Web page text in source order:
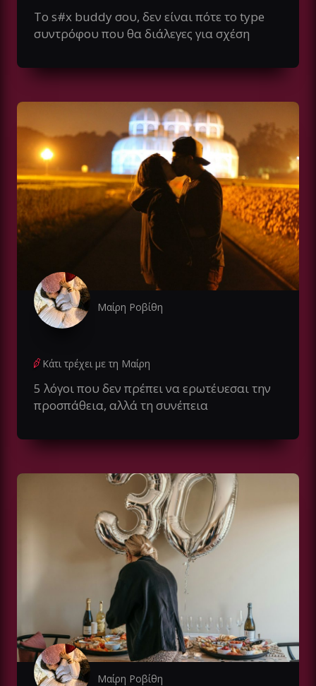
Το s#x buddy σου, δεν είναι πότε το type
συντρόφου που θα διάλεγες για σχέση
Μαίρη Ροβίθη
Κάτι τρέχει με τη Μαίρη
5 λόγοι που δεν πρέπει να ερωτέυεσαι την
προσπάθεια, αλλά τη συνέπεια
Μαίρη Ροβίθη